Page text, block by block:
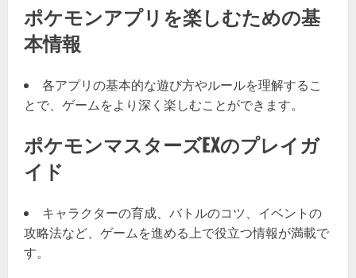
ポケモンアプリを楽しむための基
本情報
各アプリの基本的な遊び方やルールを理解するこ
とで、ゲームをより深く楽しむことができます。
ポケモンマスターズEXのプレイガ
イド
キャラクターの育成、バトルのコツ、イベントの
攻略法など、ゲームを進める上で役立つ情報が満載で
す。